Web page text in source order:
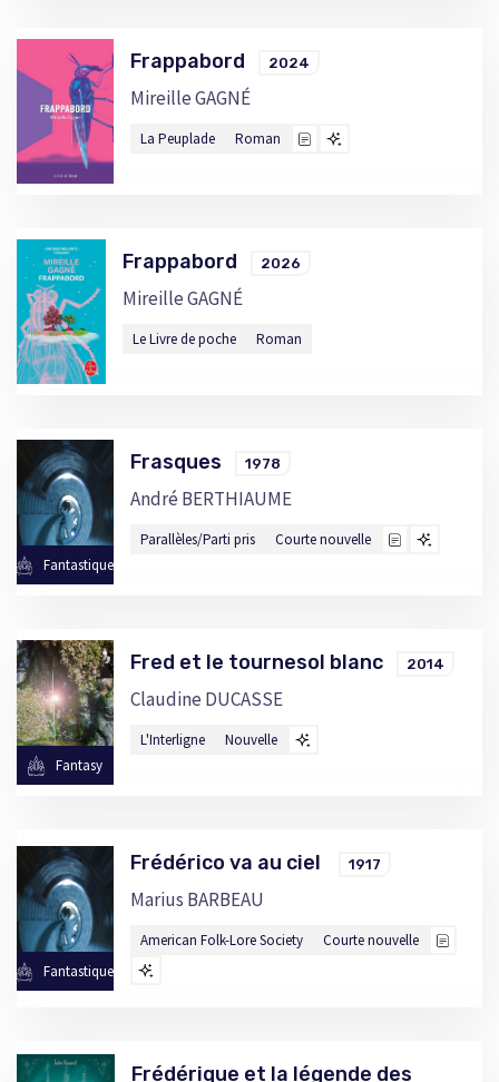
Frappabord 2024
Mireille GAGNÉ
La Peuplade Roman
Frappabord 2026
Mireille GAGNÉ
Le Livre de poche Roman
Fantastique
Frasques 1978
André BERTHIAUME
Parallèles/Parti pris Courte nouvelle
Fantasy
Fred et le tournesol blanc 2014
Claudine DUCASSE
L'Interligne Nouvelle
Fantastique
Frédérico va au ciel 1917
Marius BARBEAU
American Folk-Lore Society Courte nouvelle
Frédérique et la légende des